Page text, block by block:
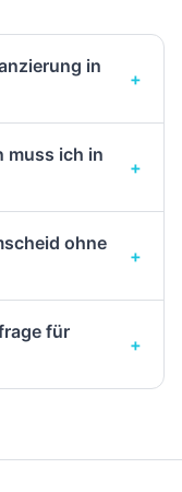
in
+
muss ich in
+
ohne
+
für
+